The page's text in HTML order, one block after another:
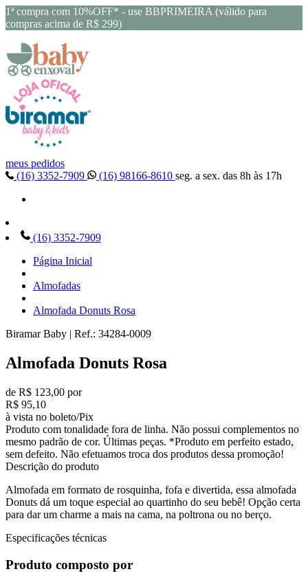
1ª compra com 10%OFF* - use BBPRIMEIRA (válido para
compras acima de R$ 299)
meus pedidos
(16) 3352-7909
(16) 98166-8610 seg. a sex. das 8h às 17h
(16) 3352-7909
Página Inicial
Almofadas
Almofada Donuts Rosa
Biramar Baby | Ref.: 34284-0009
Almofada Donuts Rosa
de R$ 123,00 por
R$ 95,10
à vista no boleto/Pix
Produto com tonalidade fora de linha. Não possui complementos no
mesmo padrão de cor. Últimas peças. *Produto em perfeito estado,
sem defeito. Não efetuamos troca dos produtos dessa promoção!
Descrição do produto
Almofada em formato de rosquinha, fofa e divertida, essa almofada
Donuts dá um toque especial ao quartinho do seu bebê! Opção certa
para dar um charme a mais na cama, na poltrona ou no berço.
Especificações técnicas
Produto composto por